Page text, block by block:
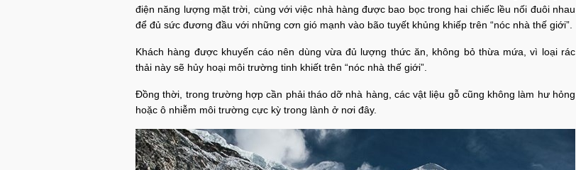
điện năng lượng mặt trời, cùng với việc nhà hàng được bao bọc trong hai chiếc lều nối đuôi nhau
để đủ sức đương đầu với những cơn gió mạnh vào bão tuyết khủng khiếp trên “nóc nhà thế giới”.
Khách hàng được khuyến cáo nên dùng vừa đủ lượng thức ăn, không bỏ thừa mứa, vì loại rác
thải này sẽ hủy hoại môi trường tinh khiết trên “nóc nhà thế giới”.
Đồng thời, trong trường hợp cần phải tháo dỡ nhà hàng, các vật liệu gỗ cũng không làm hư hỏng
hoặc ô nhiễm môi trường cực kỳ trong lành ở nơi đây.